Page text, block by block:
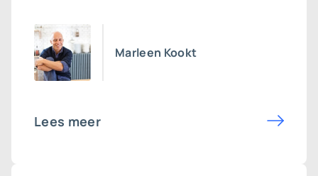
Marleen Kookt
Lees meer